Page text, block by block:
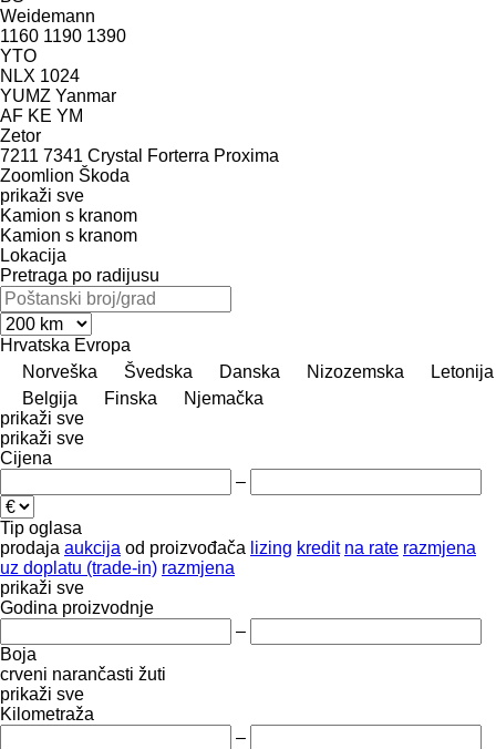
Weidemann
1160 1190 1390
YTO
NLX 1024
YUMZ Yanmar
AF KE YM
Zetor
7211 7341 Crystal Forterra Proxima
Zoomlion Škoda
prikaži sve
Kamion s kranom
Kamion s kranom
Lokacija
Pretraga po radijusu
Hrvatska Evropa
Norveška
Švedska Danska Nizozemska
Letonija
Belgija
Finska
Njemačka
prikaži sve
prikaži sve
Cijena
–
Tip oglasa
prodaja aukcija od proizvođača lizing kredit na rate razmjena
uz doplatu (trade-in) razmjena
prikaži sve
Godina proizvodnje
–
Boja
crveni narančasti žuti
prikaži sve
Kilometraža
–